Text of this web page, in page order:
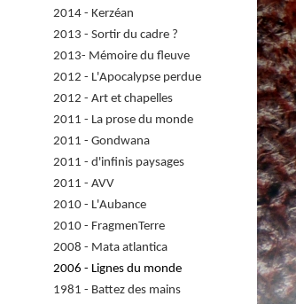
2014 - Kerzéan
2013 - Sortir du cadre ?
2013- Mémoire du fleuve
2012 - L'Apocalypse perdue
2012 - Art et chapelles
2011 - La prose du monde
2011 - Gondwana
2011 - d'infinis paysages
2011 - AVV
2010 - L'Aubance
2010 - FragmenTerre
2008 - Mata atlantica
2006 - Lignes du monde
1981 - Battez des mains